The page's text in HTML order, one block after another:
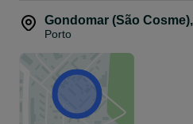
Gondomar (São
Porto